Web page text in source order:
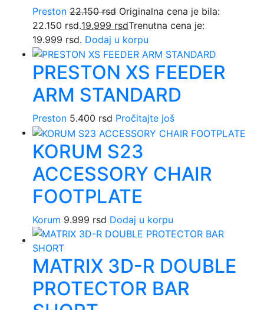
Preston 22.150rsd Originalna cena je bila:
22.150 rsd.19.999 rsdTrenutna cena je:
19.999 rsd. Dodaj u korpu
PRESTON XS FEEDER
ARM STANDARD
Preston 5.400 rsd Pročitajte još
KORUM S23
ACCESSORY CHAIR
FOOTPLATE
Korum 9.999 rsd Dodaj u korpu
MATRIX 3D-R DOUBLE
PROTECTOR BAR